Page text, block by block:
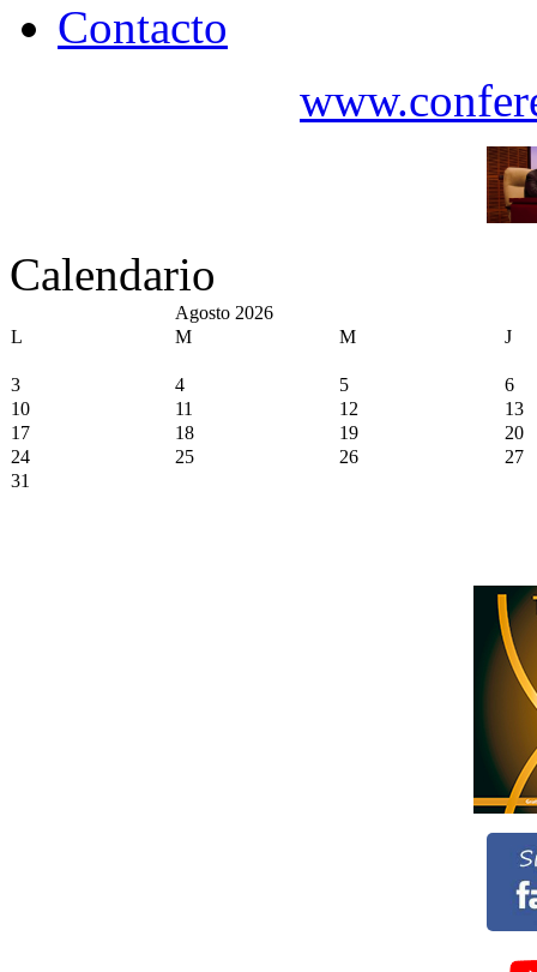
Contacto
Calendario
Agosto 2026
L
M M J
3 4 5
6
10
11 12
13
17
18 19
20
24
25 26
27
31